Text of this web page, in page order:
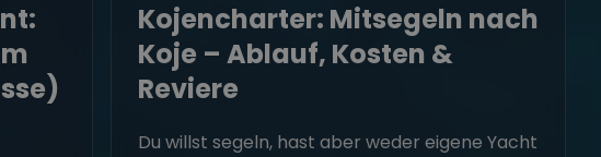
Kojencharter: Mitsegeln nach
Koje – Ablauf, Kosten &
Reviere
Du willst segeln, hast aber weder eigene Yacht